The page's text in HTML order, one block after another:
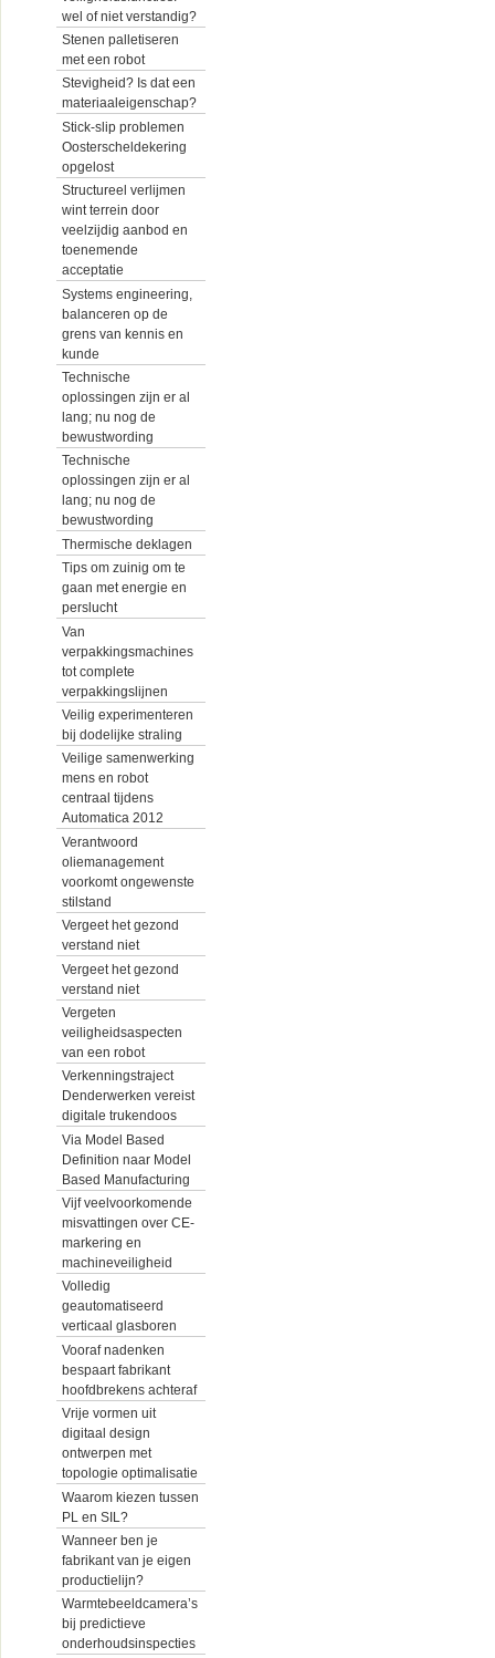
wel of niet verstandig?
Stenen palletiseren
met een robot
Stevigheid? Is dat een
materiaaleigenschap?
Stick-slip problemen
Oosterscheldekering
opgelost
Structureel verlijmen
wint terrein door
veelzijdig aanbod en
toenemende
acceptatie
Systems engineering,
balanceren op de
grens van kennis en
kunde
Technische
oplossingen zijn er al
lang; nu nog de
bewustwording
Technische
oplossingen zijn er al
lang; nu nog de
bewustwording
Thermische deklagen
Tips om zuinig om te
gaan met energie en
perslucht
Van
verpakkingsmachines
tot complete
verpakkingslijnen
Veilig experimenteren
bij dodelijke straling
Veilige samenwerking
mens en robot
centraal tijdens
Automatica 2012
Verantwoord
oliemanagement
voorkomt ongewenste
stilstand
Vergeet het gezond
verstand niet
Vergeet het gezond
verstand niet
Vergeten
veiligheidsaspecten
van een robot
Verkenningstraject
Denderwerken vereist
digitale trukendoos
Via Model Based
Definition naar Model
Based Manufacturing
Vijf veelvoorkomende
misvattingen over CE-
markering en
machineveiligheid
Volledig
geautomatiseerd
verticaal glasboren
Vooraf nadenken
bespaart fabrikant
hoofdbrekens achteraf
Vrije vormen uit
digitaal design
ontwerpen met
topologie optimalisatie
Waarom kiezen tussen
PL en SIL?
Wanneer ben je
fabrikant van je eigen
productielijn?
Warmtebeeldcamera’s
bij predictieve
onderhoudsinspecties